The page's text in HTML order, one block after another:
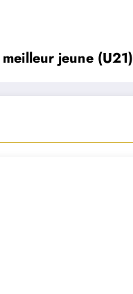
jeune (U21)